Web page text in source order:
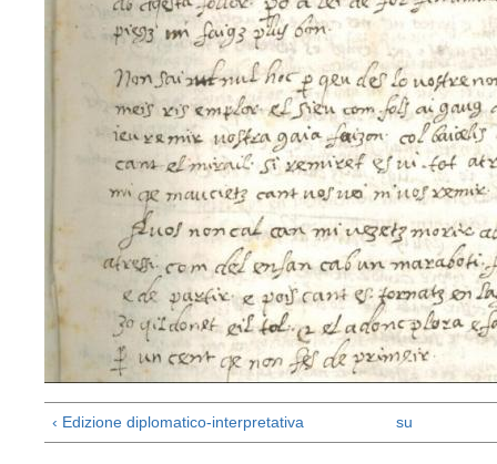
‹ Edizione diplomatico-interpretativa su